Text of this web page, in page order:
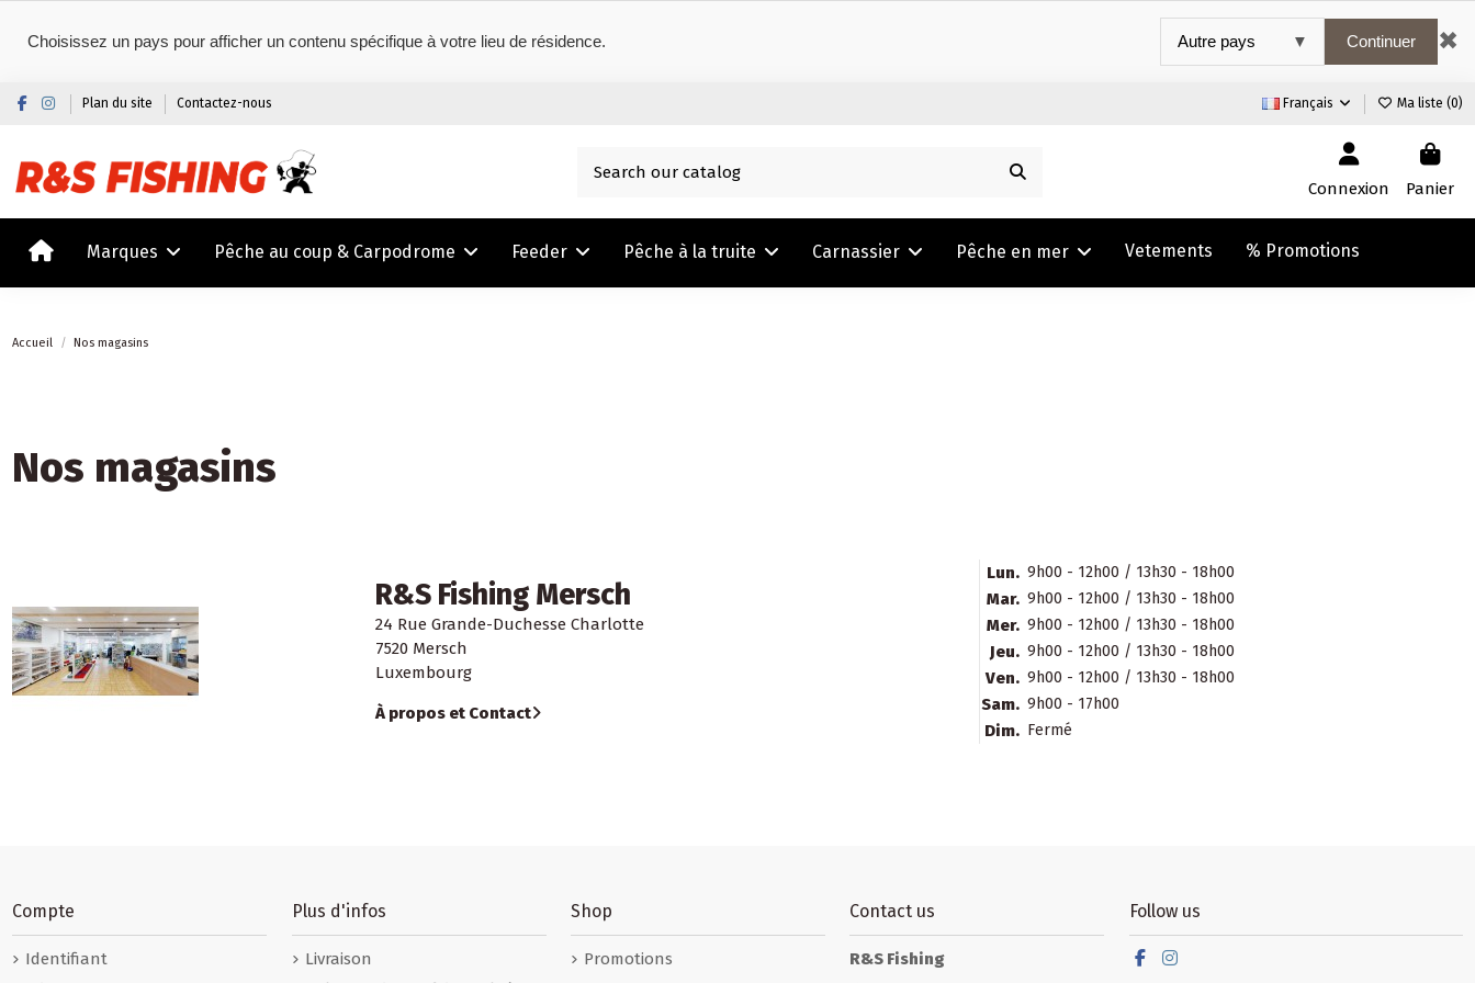
Choisissez un pays pour afficher un contenu spécifique à votre lieu de résidence. Continuer ✖
Plan du site Contactez-nous Français Ma liste (0)
Connexion Panier
Marques Pêche au coup & Carpodrome Feeder Pêche à la truite Carnassier Pêche en mer Vetements % Promotions
Accueil Nos magasins
Nos magasins
R&S Fishing Mersch
24 Rue Grande-Duchesse Charlotte
7520 Mersch
Luxembourg
À propos et Contact
Lun. 9h00 - 12h00 / 13h30 - 18h00
Mar. 9h00 - 12h00 / 13h30 - 18h00
Mer. 9h00 - 12h00 / 13h30 - 18h00
Jeu. 9h00 - 12h00 / 13h30 - 18h00
Ven. 9h00 - 12h00 / 13h30 - 18h00
Sam. 9h00 - 17h00
Dim. Fermé
Compte
Identifiant
Plus d'infos
Livraison
Shop
Promotions
Contact us
R&S Fishing
Follow us